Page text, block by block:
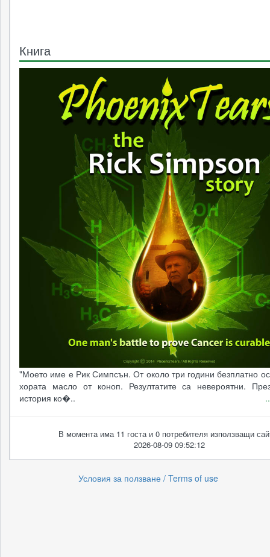
Книга
"Моето име е Рик Симпсън. От около три години безплатно
хората масло от коноп. Резултатите са невероятни.
история ко�..
В момента има 11 госта и 0 потребителя използващи
2026-08-09 09:52:12
Условия за ползване / Terms of use